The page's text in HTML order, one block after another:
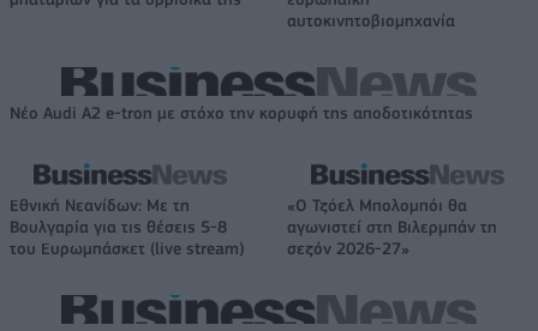
αυτοκινητοβιομηχανία
Νέο Audi A2 e-tron με στόχο την κορυφή της αποδοτικότητας
Εθνική Νεανίδων: Με τη
Βουλγαρία για τις θέσεις 5-8
του Ευρωμπάσκετ (live stream)
«Ο Τζόελ Μπολομπόι θα
αγωνιστεί στη Βιλερμπάν τη
σεζόν 2026-27»